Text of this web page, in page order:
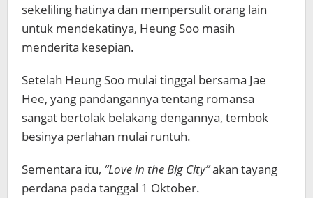
sekeliling hatinya dan mempersulit orang lain
untuk mendekatinya, Heung Soo masih
menderita kesepian.
Setelah Heung Soo mulai tinggal bersama Jae
Hee, yang pandangannya tentang romansa
sangat bertolak belakang dengannya, tembok
besinya perlahan mulai runtuh.
Sementara itu, “Love in the Big City”akan tayang
perdana pada tanggal 1 Oktober.